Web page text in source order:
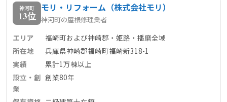
頼の厚い工務店です。
神河町
13位
モリ・リフォーム（株式会社モリ）
神河町の屋根修理業者
エリア
福崎町および神崎郡・姫路・播磨全域
所在地
兵庫県神崎郡福崎町福崎新318-1
実績
累計1万棟以上
設立・創
業
創業80年